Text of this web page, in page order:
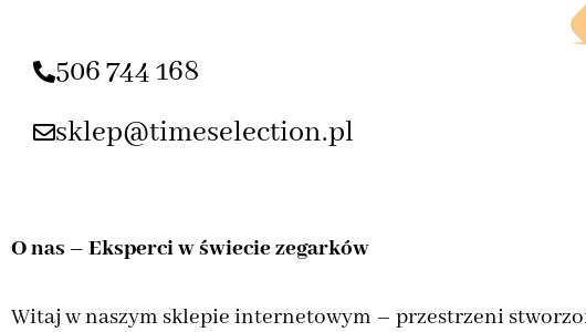
506 744 168
sklep@timeselection.pl
O nas – Eksperci w świecie zegarków
Witaj w naszym sklepie internetowym – przestrzeni